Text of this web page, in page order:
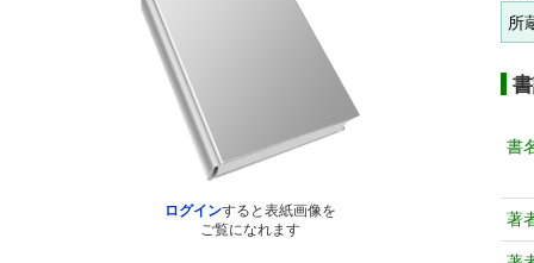
ログインすると表紙画像を
ご覧になれます
所
書
著